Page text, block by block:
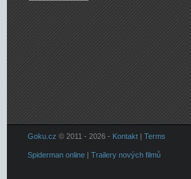
Goku.cz © 2011 - 2026 - Kontakt | Terms
Spiderman online | Trailery nových filmů